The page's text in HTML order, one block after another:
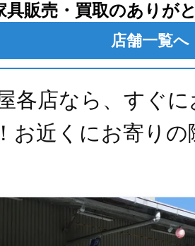
具販売・買取のありが
店舗一覧へ
各店なら、すぐ
お近くにお寄り